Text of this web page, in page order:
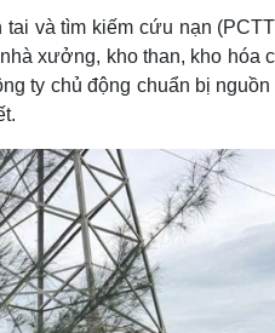
và tìm kiếm cứu nạn
xưởng, kho than, kho hóa
ty chủ động chuẩn bị